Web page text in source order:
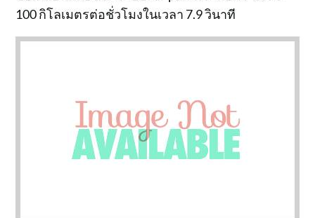
100 กิโลเมตรต่อชั่วโมงในเวลา 7.9 วินาที